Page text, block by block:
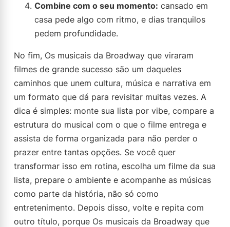
Combine com o seu momento: cansado em
casa pede algo com ritmo, e dias tranquilos
pedem profundidade.
No fim, Os musicais da Broadway que viraram
filmes de grande sucesso são um daqueles
caminhos que unem cultura, música e narrativa em
um formato que dá para revisitar muitas vezes. A
dica é simples: monte sua lista por vibe, compare a
estrutura do musical com o que o filme entrega e
assista de forma organizada para não perder o
prazer entre tantas opções. Se você quer
transformar isso em rotina, escolha um filme da sua
lista, prepare o ambiente e acompanhe as músicas
como parte da história, não só como
entretenimento. Depois disso, volte e repita com
outro título, porque Os musicais da Broadway que